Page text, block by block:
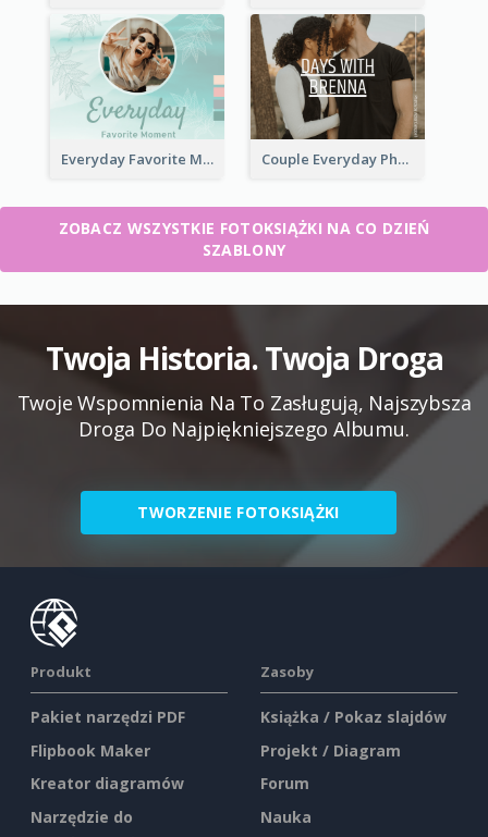
Everyday Favorite Moment Photo Book Couple Everyday Photo Book
ZOBACZ WSZYSTKIE FOTOKSIĄŻKI NA CO DZIEŃ
SZABLONY
Twoja Historia. Twoja Droga
Twoje Wspomnienia Na To Zasługują, Najszybsza
Droga Do Najpiękniejszego Albumu.
TWORZENIE FOTOKSIĄŻKI
Produkt
Pakiet narzędzi PDF
Flipbook Maker
Kreator diagramów
Narzędzie do
Zasoby
Książka / Pokaz slajdów
Projekt / Diagram
Forum
Nauka